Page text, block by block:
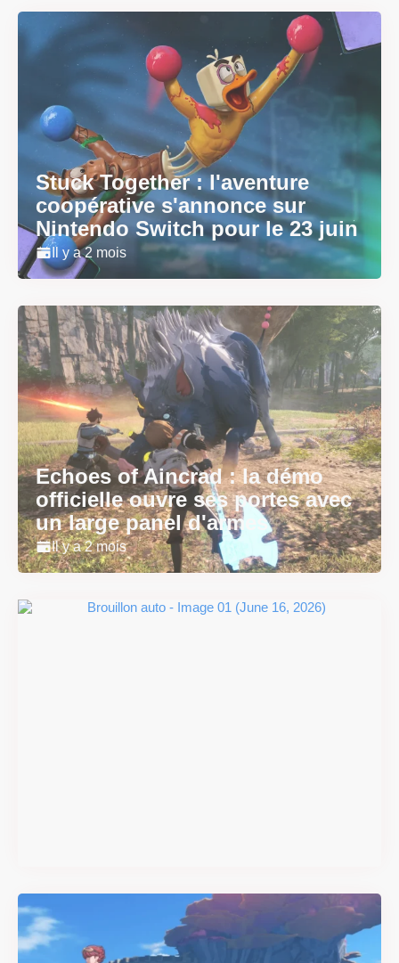
Stuck Together : l'aventure
coopérative s'annonce sur
Nintendo Switch pour le 23 juin
Il y a 2 mois
Echoes of Aincrad : la démo
officielle ouvre ses portes avec
un large panel d'armes
Il y a 2 mois